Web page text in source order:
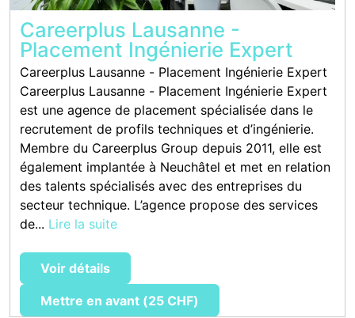
Careerplus Lausanne -
Placement Ingénierie Expert
Careerplus Lausanne - Placement Ingénierie Expert
Careerplus Lausanne - Placement Ingénierie Expert
est une agence de placement spécialisée dans le
recrutement de profils techniques et d’ingénierie.
Membre du Careerplus Group depuis 2011, elle est
également implantée à Neuchâtel et met en relation
des talents spécialisés avec des entreprises du
secteur technique. L’agence propose des services
de... Lire la suite
Voir détails
Mettre en avant (25 CHF)